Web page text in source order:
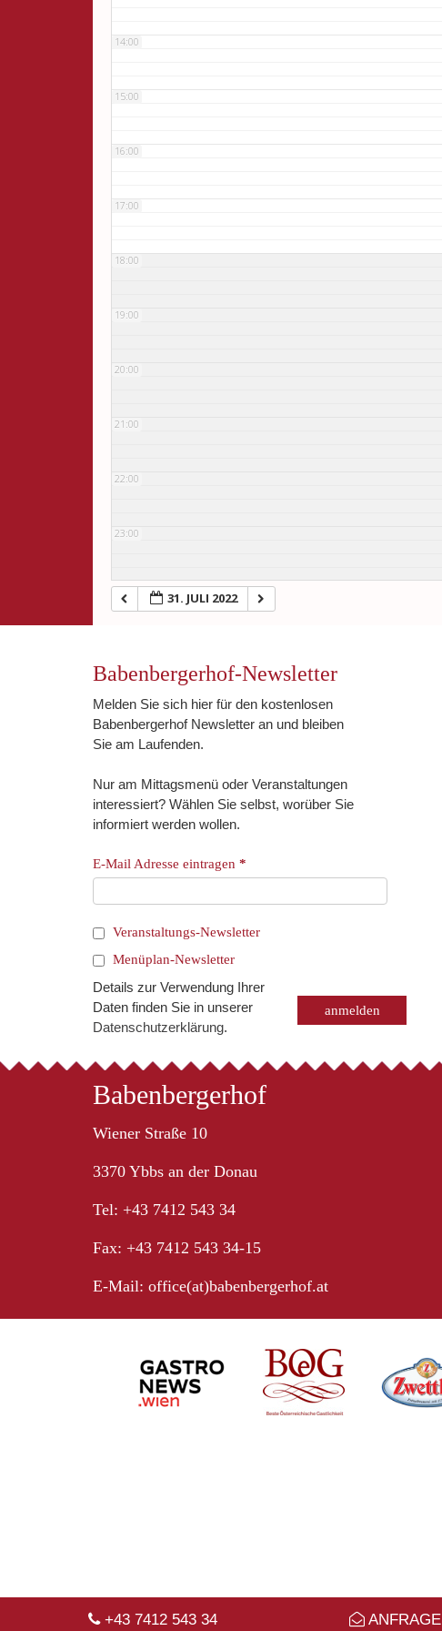
+43 7412 543 34 ANFRAGE
14:00
15:00
16:00
17:00
18:00
19:00
20:00
21:00
22:00
23:00
31. JULI 2022
Babenbergerhof-Newsletter
Melden Sie sich hier für den kostenlosen
Babenbergerhof Newsletter an und bleiben
Sie am Laufenden.
Nur am Mittagsmenü oder Veranstaltungen
interessiert? Wählen Sie selbst, worüber Sie
informiert werden wollen.
E-Mail Adresse eintragen *
Veranstaltungs-Newsletter
Menüplan-Newsletter
Details zur Verwendung Ihrer
Daten finden Sie in unserer
Datenschutzerklärung.
Babenbergerhof
Wiener Straße 10
3370 Ybbs an der Donau
Tel: +43 7412 543 34
Fax: +43 7412 543 34-15
E-Mail: office(at)babenbergerhof.at